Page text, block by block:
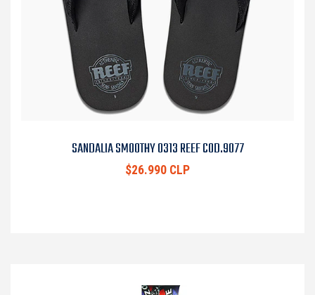
SANDALIA SMOOTHY 0313 REEF COD.9077
$26.990 CLP